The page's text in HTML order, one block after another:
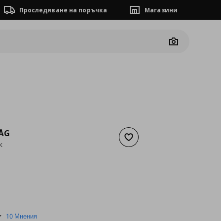
Проследяване на поръчка Магазини
Camera
Добави към списъка с
5.010 Мнения